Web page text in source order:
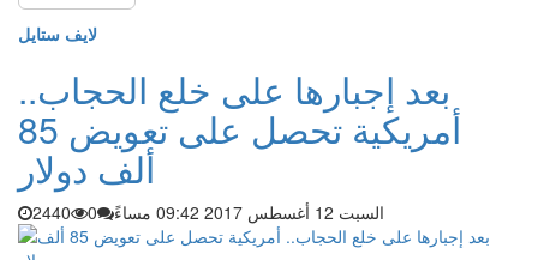
لايف ستايل
بعد إجبارها على خلع الحجاب..
أمريكية تحصل على تعويض 85
ألف دولار
السبت 12 أغسطس 2017 09:42 مساءً 0
2440